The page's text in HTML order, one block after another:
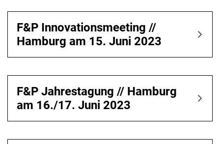
F&P Innovationsmeeting //
Hamburg am 15. Juni 2023
F&P Jahrestagung // Hamburg
am 16./17. Juni 2023